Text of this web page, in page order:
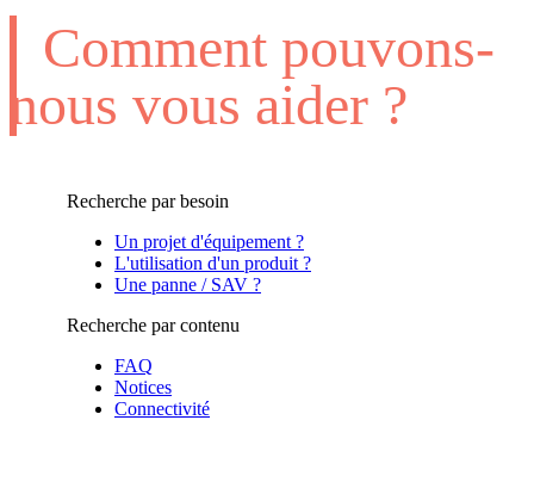
Comment pouvons-
nous vous aider ?
Recherche par besoin
Un projet d'équipement ?
L'utilisation d'un produit ?
Une panne / SAV ?
Recherche par contenu
FAQ
Notices
Connectivité